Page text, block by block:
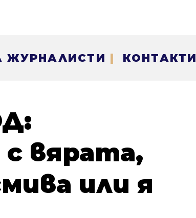
ЖУРНАЛИСТИ | КОНТАКТИ
вярата,
или я